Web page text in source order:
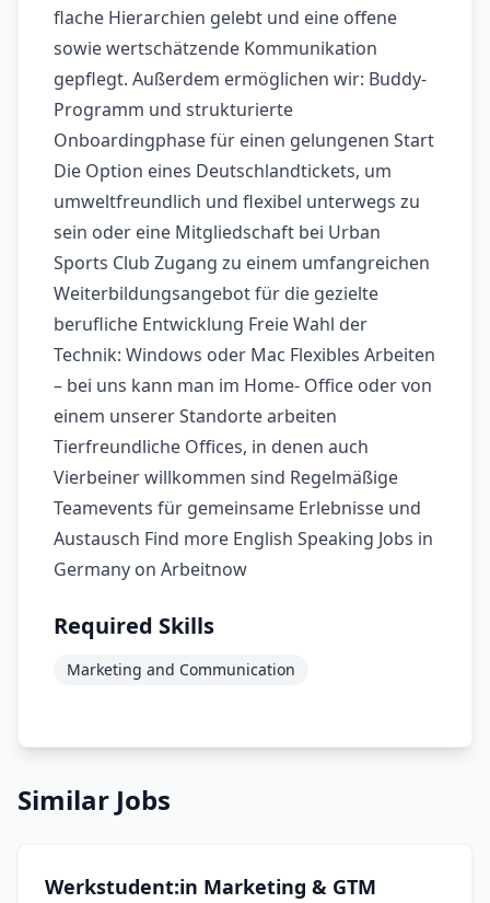
flache Hierarchien gelebt und eine offene
sowie wertschätzende Kommunikation
gepflegt. Außerdem ermöglichen wir: Buddy-
Programm und strukturierte
Onboardingphase für einen gelungenen Start
Die Option eines Deutschlandtickets, um
umweltfreundlich und flexibel unterwegs zu
sein oder eine Mitgliedschaft bei Urban
Sports Club Zugang zu einem umfangreichen
Weiterbildungsangebot für die gezielte
berufliche Entwicklung Freie Wahl der
Technik: Windows oder Mac Flexibles Arbeiten
– bei uns kann man im Home- Office oder von
einem unserer Standorte arbeiten
Tierfreundliche Offices, in denen auch
Vierbeiner willkommen sind Regelmäßige
Teamevents für gemeinsame Erlebnisse und
Austausch Find more English Speaking Jobs in
Germany on Arbeitnow
Required Skills
Marketing and Communication
Similar Jobs
Werkstudent:in Marketing & GTM